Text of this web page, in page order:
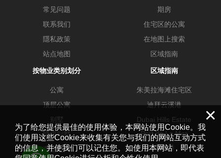
常见问题
联系我们
隱私政策
站点地图
期房
住宅区的公寓
在地图上搜索
区域指南
按物业类别划分
公寓
顶层公寓
别墅
联排别墅
商业地产
区域指南
朱美拉海滩住宅区
迪拜云溪港
Dubai Hills Estate
Port de La Mer
商务港
×
为了给您提供最佳的使用体验，本网站使用Cookie。我
们使用这些Cookie来收集有关您与我们的网站互动方式
的信息，并使我们可以记住您。如使用本网站，即代表